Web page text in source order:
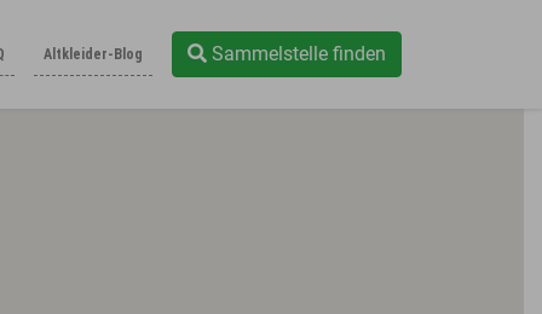
Altkleider-Blog Sammelstelle finden